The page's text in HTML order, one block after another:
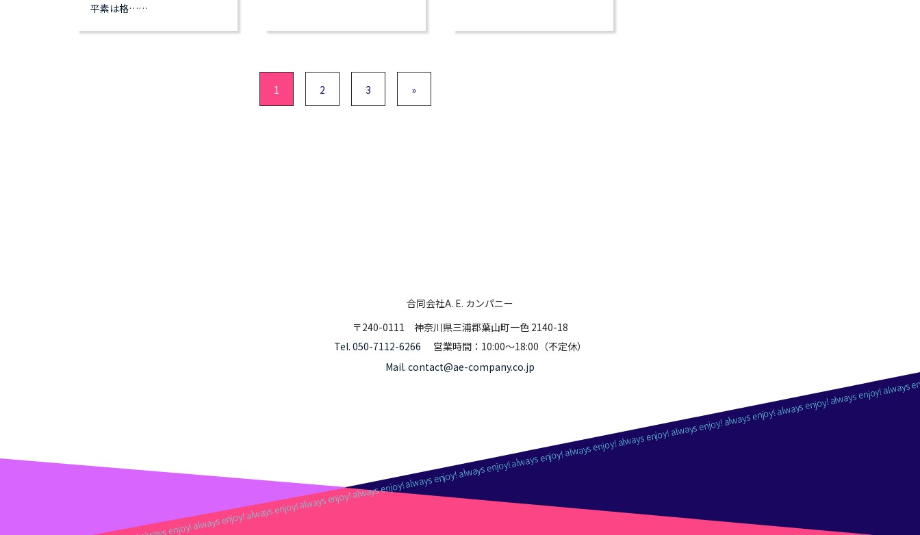
平素は格……
1 2 3 »
合同会社A. E. カンパニー
〒240-0111 神奈川県三浦郡葉山町一色 2140-18
Tel. 050-7112-6266
営業時間：10:00～18:00（不定休）
Mail. contact@ae-company.co.jp
enjoy! always enjoy! always enjoy! always enjoy! always enjoy! always enjoy! always enjoy! always enjoy! always enjoy! always enjoy! always enjoy! always enjoy! always enjoy!